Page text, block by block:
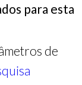
para esta
de